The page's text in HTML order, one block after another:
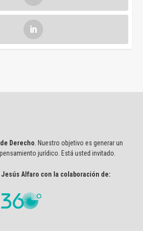
Derecho . Nuestro objetivo es generar un
jurídico. Está usted invitado.
Alfaro con la colaboración de: